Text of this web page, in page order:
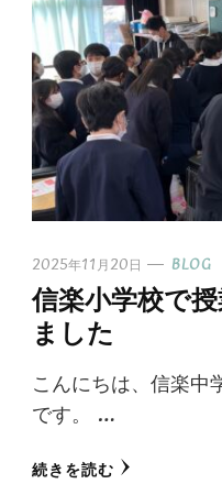
2025年11月20日 BLOG
信楽小学校で
ました
こんにちは、信楽中
です。 …
続きを読む